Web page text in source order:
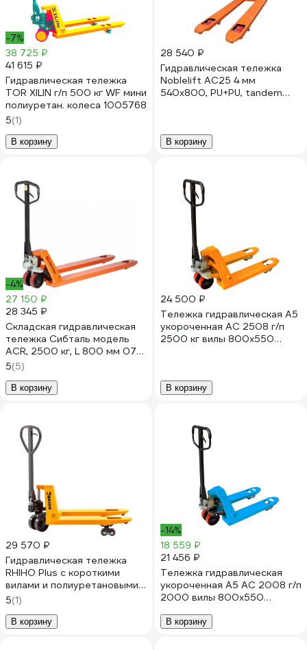
-7%
38 725 ₽
41 615 ₽
Гидравлическая тележка
TOR XILIN г/п 500 кг WF мини
полиуретан. колеса 1005768
5(1)
В корзину
28 540 ₽
Гидравлическая тележка
Noblelift AC25 4 мм
540x800, PU+PU, tandem
В корзину
-4%
27 150 ₽
28 345 ₽
Складская гидравлическая
тележка Сибталь модель
ACR, 2500 кг, L 800 мм 070
2070 2508
5(5)
В корзину
24 500 ₽
Тележка гидравлическая А5
укороченная АС 2508 г/п
2500 кг вилы 800x550
В корзину
29 570 ₽
Гидравлическая тележка
RHIHO Plus с короткими
вилами и полиуретановыми
колесами 80SPDP
5(1)
В корзину
-14%
18 559 ₽
21 456 ₽
Тележка гидравлическая
укороченная А5 AC 2008 г/п
2000 вилы 800x550
В корзину